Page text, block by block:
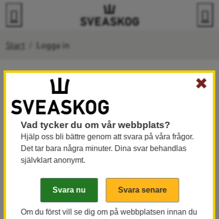
Gå direkt till innehållet
Start Logga in
Logga in
Här kan du logga in till våra extranät.
Entrén: Sveaskogs entreprenörswebb
jaktlag med denna upplåtelseform
Jaktrapport: För dig som jagar på Sveaskogs
marker
✖
Vad tycker du om vår webbplats?
Hjälp oss bli bättre genom att svara på våra frågor.
Det tar bara några minuter. Dina svar behandlas
självklart anonymt.
Om du först vill se dig om på webbplatsen innan du